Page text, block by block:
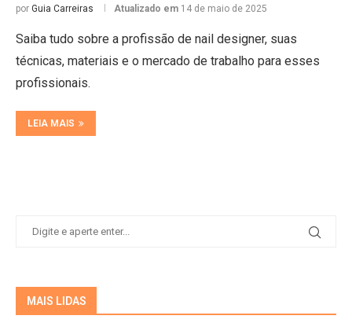
por Guia Carreiras Atualizado em 14 de maio de 2025
Saiba tudo sobre a profissão de nail designer, suas
técnicas, materiais e o mercado de trabalho para esses
profissionais.
LEIA MAIS
MAIS LIDAS